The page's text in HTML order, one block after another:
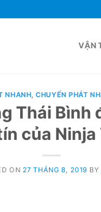
VẬN
NHANH,CHUYỂN PHÁT
Thái Bình
của Ninja
ON 27 THÁNG 8, 2019 BY